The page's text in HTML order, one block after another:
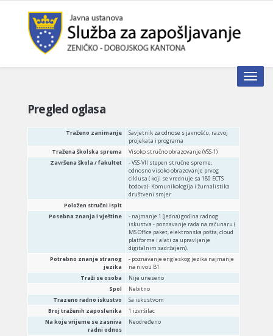
Toggle
Pregled oglasa
Traženo zanimanje
Savjetnik za odnose s javnošću, razvoj
projekata i programa
Tražena školska sprema
Visoko stručno obrazovanje (VSS-1)
Završena škola / fakultet
- VSS-VII stepen stručne spreme,
odnosno visoko obrazovanje prvog
ciklusa ( koji se vrednuje sa 180 ECTS
bodova)- Komunikologija i žurnalistika
društveni smjer
Položen stručni ispit
Posebna znanja i vještine
- najmanje 1 (jedna) godina radnog
iskustva - poznavanje rada na računaru (
MS Office paket, elektronska pošta, cloud
platforme i alati za upravljanje
digitalnim sadržajem).
Potrebno znanje stranog
jezika
- poznavanje engleskog jezika najmanje
na nivou B1
Traži se osoba
Nije uneseno
Spol
Nebitno
Trazeno radno iskustvo
Sa iskustvom
Broj traženih zaposlenika
1 izvršilac
Na koje vrijeme se zasniva
radni odnos
Neodređeno